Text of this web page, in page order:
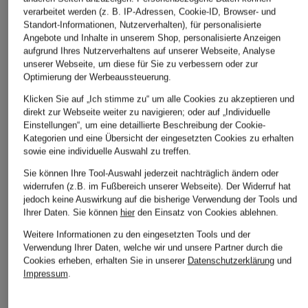
verarbeitet werden (z. B. IP-Adressen, Cookie-ID, Browser- und
Standort-Informationen, Nutzerverhalten), für personalisierte
Angebote und Inhalte in unserem Shop, personalisierte Anzeigen
aufgrund Ihres Nutzerverhaltens auf unserer Webseite, Analyse
unserer Webseite, um diese für Sie zu verbessern oder zur
Optimierung der Werbeaussteuerung.
Klicken Sie auf „Ich stimme zu“ um alle Cookies zu akzeptieren und
direkt zur Webseite weiter zu navigieren; oder auf „Individuelle
Einstellungen“, um eine detaillierte Beschreibung der Cookie-
Kategorien und eine Übersicht der eingesetzten Cookies zu erhalten
sowie eine individuelle Auswahl zu treffen.
Sie können Ihre Tool-Auswahl jederzeit nachträglich ändern oder
widerrufen (z.B. im Fußbereich unserer Webseite). Der Widerruf hat
jedoch keine Auswirkung auf die bisherige Verwendung der Tools und
Ihrer Daten. Sie können hierden Einsatz von Cookies ablehnen.
Weitere Informationen zu den eingesetzten Tools und der
Verwendung Ihrer Daten, welche wir und unsere Partner durch die
Cookies erheben, erhalten Sie in unserer Datenschutzerklärungund
Impressum.